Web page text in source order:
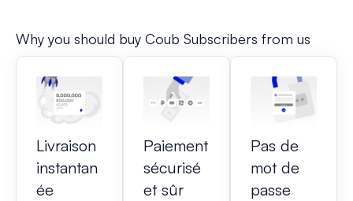
Why you should buy Coub Subscribers from us
Livraison
instantan
ée
Paiement
sécurisé
et sûr
Pas de
mot de
passe